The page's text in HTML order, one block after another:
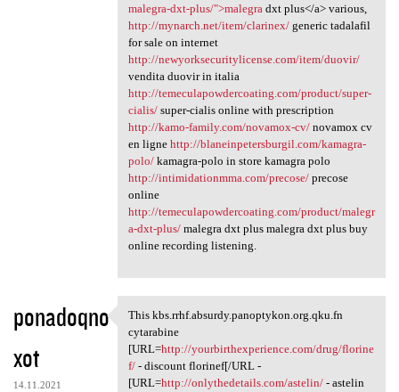
malegra-dxt-plus/">malegra dxt plus</a> various,
http://mynarch.net/item/clarinex/generic tadalafil
for sale on internet
http://newyorksecuritylicense.com/item/duovir/
vendita duovir in italia
http://temeculapowdercoating.com/product/super-
cialis/super-cialis online with prescription
http://kamo-family.com/novamox-cv/novamox cv
en ligne http://blaneinpetersburgil.com/kamagra-
polo/kamagra-polo in store kamagra polo
http://intimidationmma.com/precose/precose
online
http://temeculapowdercoating.com/product/malegr
a-dxt-plus/malegra dxt plus malegra dxt plus buy
online recording listening.
ponadoqno
xot
14.11.2021
This kbs.rrhf.absurdy
This kbs.rrhf.absurdy.panoptykon.org.qku.fn
cytarabine
[URL=http://yourbirthexperience.com/drug/florine
f/- discount florinef[/URL -
[URL=http://onlythedetails.com/astelin/- astelin